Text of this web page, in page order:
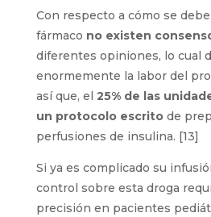
Con respecto a cómo se
fármaco no existen
diferentes opiniones, lo cual
enormemente la labor del
así que, el 25% de las
un protocolo escritode
perfusiones de insulina. [13]
Si ya es complicado su
control sobre esta droga
precisión en pacientes